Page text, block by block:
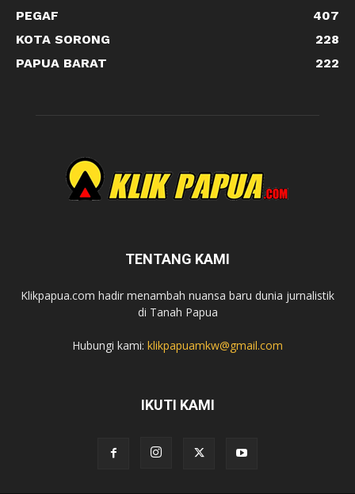
PEGAF
407
KOTA SORONG
228
PAPUA BARAT
222
TENTANG KAMI
Klikpapua.com hadir menambah nuansa baru dunia jurnalistik
di Tanah Papua
Hubungi kami: klikpapuamkw@gmail.com
IKUTI KAMI